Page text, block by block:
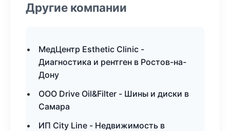
Другие компании
МедЦентр Esthetic Clinic -
Диагностика и рентген в Ростов-на-
Дону
ООО Drive Oil&Filter - Шины и диски в
Самара
ИП City Line - Недвижимость в